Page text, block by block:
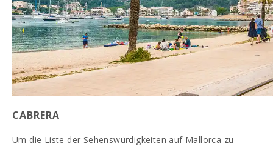
CABRERA
Um die Liste der Sehenswürdigkeiten auf Mallorca zu